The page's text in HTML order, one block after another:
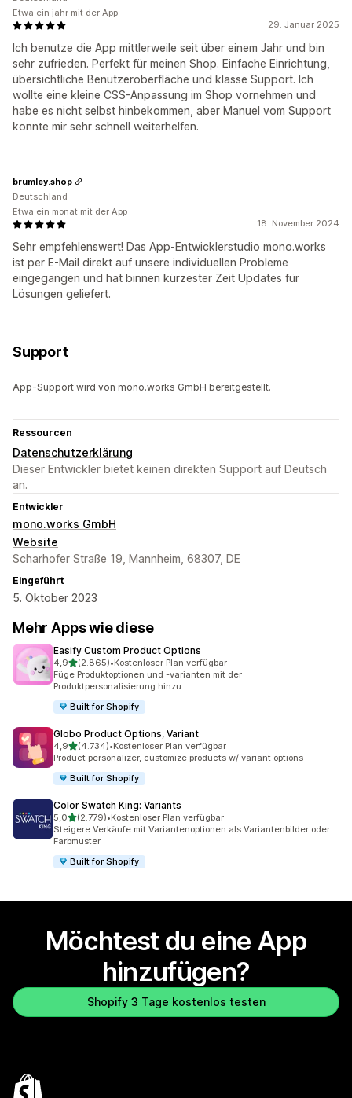
29. Januar 2025
Ich benutze die App mittlerweile seit über einem Jahr und bin
sehr zufrieden. Perfekt für meinen Shop. Einfache Einrichtung,
übersichtliche Benutzeroberfläche und klasse Support. Ich
wollte eine kleine CSS-Anpassung im Shop vornehmen und
habe es nicht selbst hinbekommen, aber Manuel vom Support
konnte mir sehr schnell weiterhelfen.
Etwa ein jahr mit der App
18. November 2024
Sehr empfehlenswert! Das App-Entwicklerstudio mono.works
ist per E-Mail direkt auf unsere individuellen Probleme
eingegangen und hat binnen kürzester Zeit Updates für
Lösungen geliefert.
brumley.shop
Deutschland
Etwa ein monat mit der App
Support
App-Support wird von mono.works GmbH bereitgestellt.
Ressourcen
Datenschutzerklärung
Dieser Entwickler bietet keinen direkten Support auf Deutsch
an.
Entwickler
mono.works GmbH
Website
Scharhofer Straße 19, Mannheim, 68307, DE
Eingeführt
5. Oktober 2023
Mehr Apps wie diese
Easify Custom Product Options
4,9von 5 Sternen
(2.865)
2865 Rezensionen insgesamt
•Kostenloser Plan verfügbar
Füge Produktoptionen und -varianten mit der
Produktpersonalisierung hinzu
Built for Shopify
Globo Product Options, Variant
4,9von 5 Sternen
(4.734)
4734 Rezensionen insgesamt
•Kostenloser Plan verfügbar
Product personalizer, customize products w/ variant options
Built for Shopify
Color Swatch King: Variants
5,0von 5 Sternen
(2.779)
2779 Rezensionen insgesamt
•Kostenloser Plan verfügbar
Steigere Verkäufe mit Variantenoptionen als Variantenbilder oder
Farbmuster
Built for Shopify
Möchtest du eine App
hinzufügen?
Shopify 3 Tage kostenlos testen